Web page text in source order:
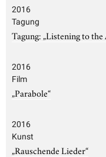
2016
Tagung
Tagung: „Listening to the
2016
Film
„Parabole“
2016
Kunst
„Rauschende Lieder“